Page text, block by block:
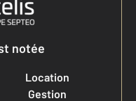
notée
Location
Gestion